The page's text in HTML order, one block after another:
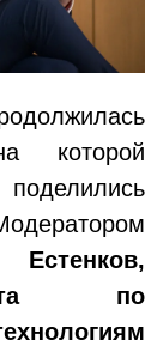
которой
Естенков,
по